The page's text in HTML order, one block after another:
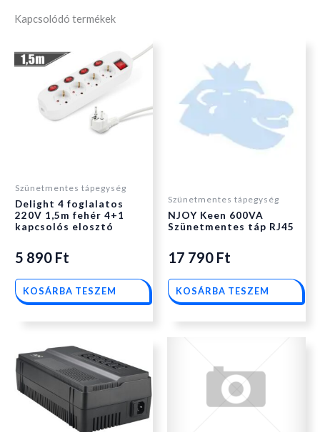
Kapcsolódó termékek
Szünetmentes tápegység
Delight 4 foglalatos
220V 1,5m fehér 4+1
kapcsolós elosztó
5 890 Ft
KOSÁRBA TESZEM
Szünetmentes tápegység
NJOY Keen 600VA
Szünetmentes táp RJ45
17 790 Ft
KOSÁRBA TESZEM